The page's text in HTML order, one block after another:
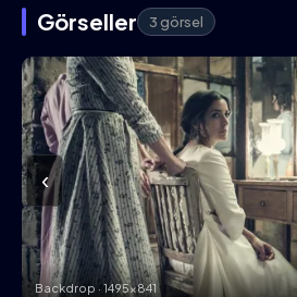
Görseller 3 görsel
‹
Backdrop · 1495×841